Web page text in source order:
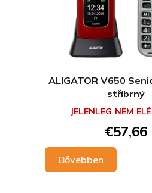
ALIGATOR V650
stříbrný
€57,66
Bővebben
JELENLEG NEM